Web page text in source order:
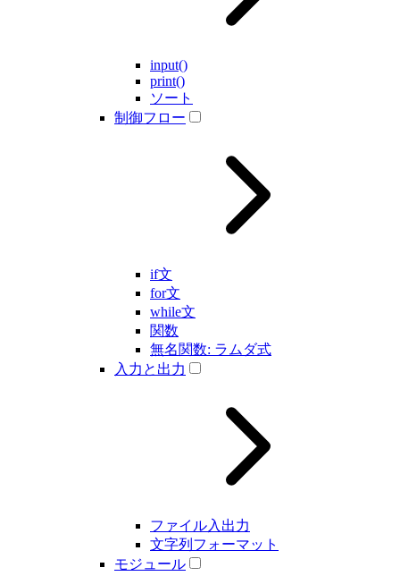
input()
print()
ソート
制御フロー
if文
for文
while文
関数
無名関数: ラムダ式
入力と出力
ファイル入出力
文字列フォーマット
モジュール